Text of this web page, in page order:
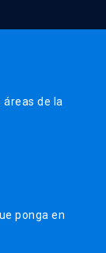
de la
ponga en